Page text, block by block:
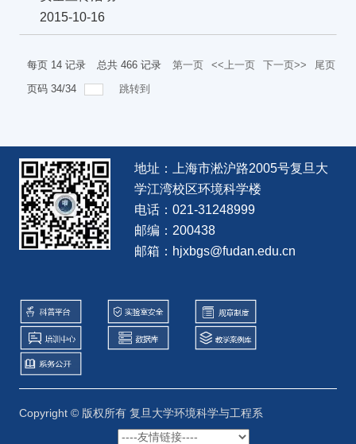
2015-10-16
每页 14记录 总共 466记录 第一页 <<上一页 下一页>>
尾页
页码 34/34 跳转到
地址：上海市淞沪路2005号复旦大
学江湾校区环境科学楼
电话：021-31248999
邮编：200438
邮箱：hjxbgs@fudan.edu.cn
Copyright © 版权所有 复旦大学环境科学与工程系